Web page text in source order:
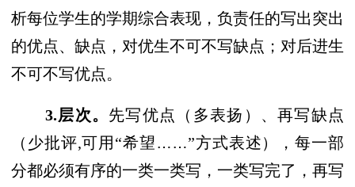
析每位学生的学期综合表现，负责任的写出突出
的优点、缺点，对优生不可不写缺点；对后进生
不可不写优点。
3.层次。 先写优点（多表扬）、再写缺点
（少批评,可用“希望……”方式表述），每一部
分都必须有序的一类一类写，一类写完了，再写